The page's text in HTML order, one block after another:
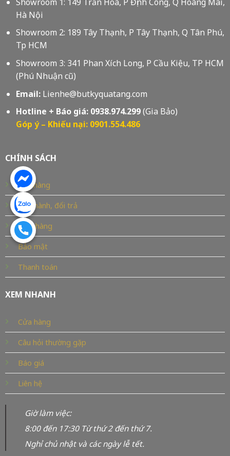
Hà Nội
Showroom 2: 189 Tây Thạnh, P Tây Thạnh, Q Tân Phú,
Tp HCM
Showroom 3: 341 Phan Xích Long, P Cầu Kiệu, TP HCM
(Phú Nhuận cũ)
Email:Lienhe@butkyquatang.com
Hotline + Báo giá: 0938.974.299(Gia Bảo)
Góp ý – Khiếu nại: 0901.554.486
CHÍNH SÁCH
Bán hàng
Bảo hành, đổi trả
Giao hàng
Bảo mật
Thanh toán
XEM NHANH
Cửa hàng
Câu hỏi thường gặp
Báo giá
Liên hệ
Giờ làm việc:
8:00 đến 17:30 Từ thứ 2 đến thứ 7.
Nghỉ chủ nhật và các ngày lễ tết.